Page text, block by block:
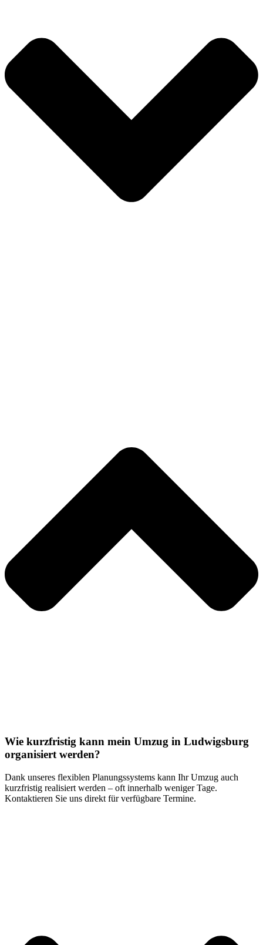
Wie kurzfristig kann mein Umzug in Ludwigsburg
organisiert werden?
Dank unseres flexiblen Planungssystems kann Ihr Umzug auch
kurzfristig realisiert werden – oft innerhalb weniger Tage.
Kontaktieren Sie uns direkt für verfügbare Termine.